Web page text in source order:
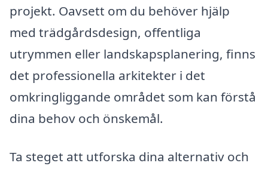
projekt. Oavsett om du behöver hjälp
med trädgårdsdesign, offentliga
utrymmen eller landskapsplanering, finns
det professionella arkitekter i det
omkringliggande området som kan förstå
dina behov och önskemål.
Ta steget att utforska dina alternativ och